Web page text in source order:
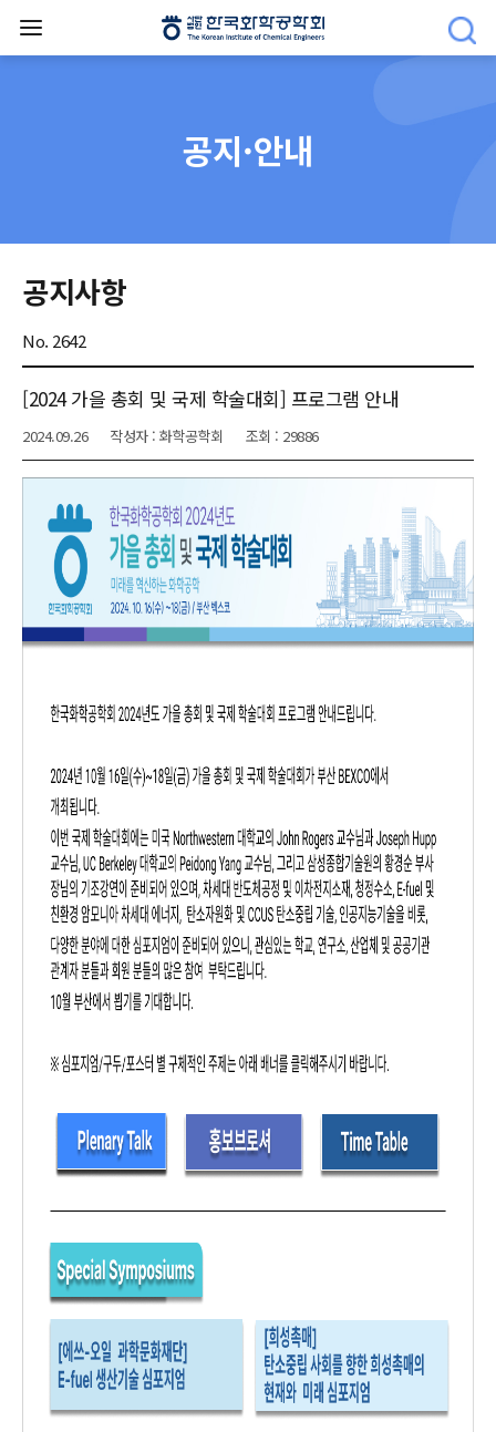
공지·안내
공지사항
No. 2642
[2024 가을 총회 및 국제 학술대회] 프로그램 안내
2024.09.26 작성자 : 화학공학회 조회 : 29886